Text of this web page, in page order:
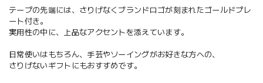
テープの先端には、さりげなくブランドロゴが刻まれたゴールドプレ
ート付き。
実用性の中に、上品なアクセントを添えています。
日常使いはもちろん、手芸やソーイングがお好きな方への、
さりげないギフトにもおすすめです。